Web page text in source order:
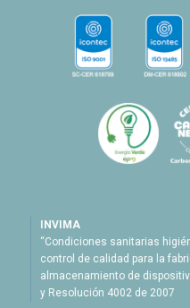
INVIMA
“Condiciones sanitarias
control de calidad para la
almacenamiento de
y Resolución 4002 de 2007